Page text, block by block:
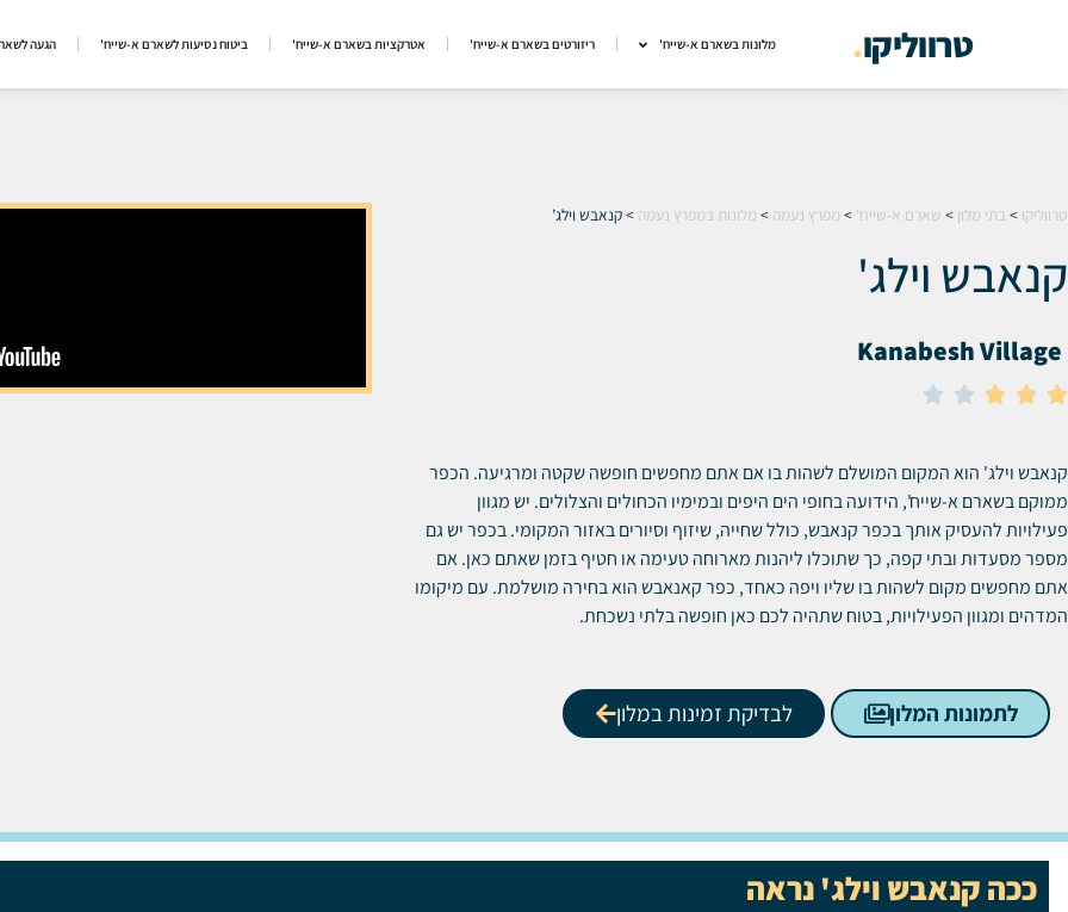
טרווליקו. מלונות בשארם א-שייח' ריזורטים בשארם א-שייח' אטרקציות בשארם א-שייח' ביטוח נסיעות לשארם א-שייח' הגעה
טרווליקו > בתי מלון > שארם א-שייח' > מפרץ נעמה > מלונות במפרץ נעמה >קנאבש וילג’
קנאבש וילג'
Kanabesh Village





קנאבש וילג' הוא המקום המושלם לשהות בו אם אתם מחפשים חופשה שקטה ומרגיעה. הכפר
ממוקם בשארם א-שייח', הידועה בחופי הים היפים ובמימיו הכחולים והצלולים. יש מגוון
פעילויות להעסיק אותך בכפר קנאבש, כולל שחייה, שיזוף וסיורים באזור המקומי.בכפר יש גם
מספר מסעדות ובתי קפה, כך שתוכלו ליהנות מארוחה טעימה או חטיף בזמן שאתם כאן.אם
אתם מחפשים מקום לשהות בו שליו ויפה כאחד, כפר קאנאבש הוא בחירה מושלמת. עם מיקומו
המדהים ומגוון הפעילויות, בטוח שתהיה לכם כאן חופשה בלתי נשכחת.
לתמונות המלון לבדיקת זמינות במלון
ככה קנאבש וילג' נראה